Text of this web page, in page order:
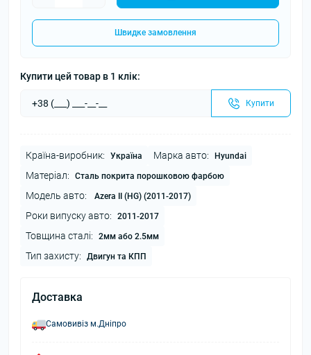
Швидке замовлення
Купити цей товар в 1 клік:
Купити
Країна-виробник: Україна Марка авто: Hyundai
Матеріал: Сталь покрита порошковою фарбою
Модель авто: Azera II (HG) (2011-2017)
Роки випуску авто: 2011-2017
Товщина сталі: 2мм або 2.5мм
Тип захисту: Двигун та КПП
Доставка
Самовивіз м.Дніпро